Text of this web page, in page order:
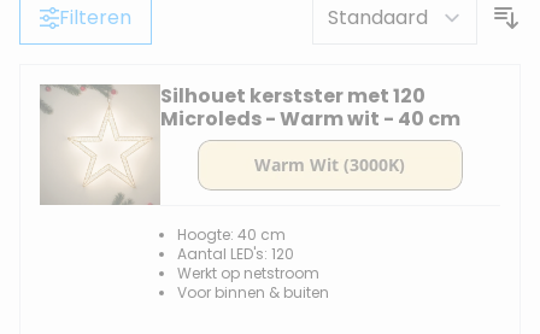
Filteren
Silhouet kerstster met 120
Microleds - Warm wit - 40 cm
Hoogte: 40 cm
Aantal LED's: 120
Werkt op netstroom
Voor binnen & buiten